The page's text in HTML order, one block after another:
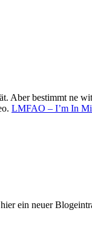
Aber bestimmt
LMFAO – I’m In
ein neuer